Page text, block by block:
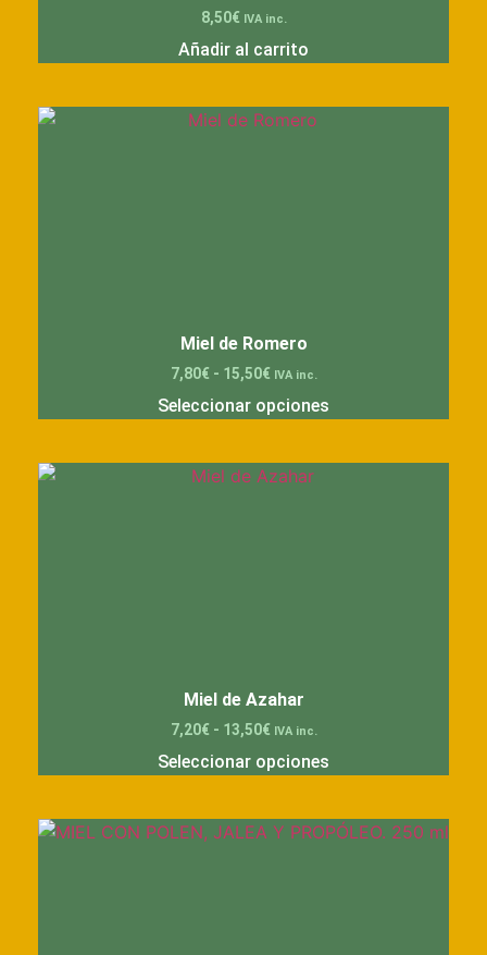
8,50€ IVA inc.
Añadir al carrito
Miel de Romero
7,80€ - 15,50€ IVA inc.
Seleccionar opciones
Miel de Azahar
7,20€ - 13,50€ IVA inc.
Seleccionar opciones